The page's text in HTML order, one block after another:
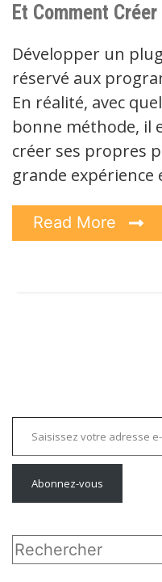
Et Comment
Développer un
réservé aux
En réalité, avec
bonne méthode, il
créer ses propres
grande
Read More
Saisissez votre adresse e-mail…
Abonnez-vous
Rechercher